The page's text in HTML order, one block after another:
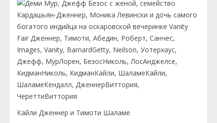
Кайли Дженнер и Тимоти Шаламе